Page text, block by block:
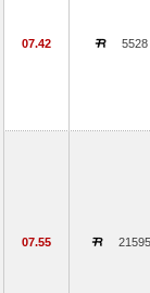
07.42 5528
07.55 21595